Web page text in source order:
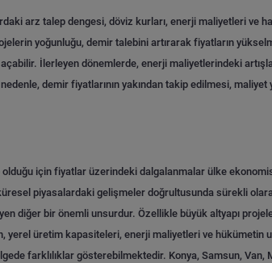
arz talep dengesi, döviz kurları, enerji maliyetleri ve
yoğunluğu, demir talebini artırarak fiyatların
İlerleyen dönemlerde, enerji maliyetlerindeki
demir fiyatlarının yakından takip edilmesi, maliyet
için fiyatlar üzerindeki dalgalanmalar ülke
piyasalardaki gelişmeler doğrultusunda sürekli
diğer bir önemli unsurdur. Özellikle büyük altyapı
üretim kapasiteleri, enerji maliyetleri ve hükümetin
farklılıklar gösterebilmektedir. Konya, Samsun, Van,